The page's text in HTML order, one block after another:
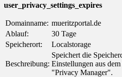
user_privacy_settings_expires
Domainname: mueritzportal.de
Ablauf:
30 Tage
Speicherort:
Localstorage
Beschreibung:
Speichert die
Einstellungen aus
"Privacy Manager".